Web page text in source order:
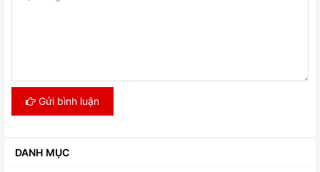
Gửi bình luận
DANH MỤC